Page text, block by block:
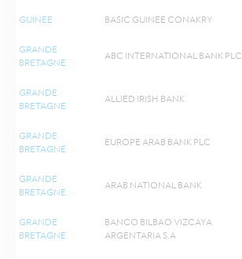
GUINEE BASIC GUINEE CONAKRY
GRANDE
BRETAGNE
ABC INTERNATIONAL BANK PLC
GRANDE
BRETAGNE
ALLIED IRISH BANK
GRANDE
BRETAGNE
EUROPE ARAB BANK PLC
GRANDE
BRETAGNE
ARAB NATIONAL BANK
GRANDE
BRETAGNE
BANCO BILBAO VIZCAYA
ARGENTARIA S.A